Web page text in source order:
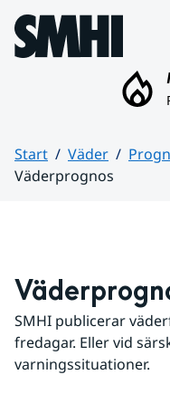
Hoppa till sidans innehåll
Start Väder
Väderprognos
SMHI publicerar
fredagar. Eller vid
varningssituationer.